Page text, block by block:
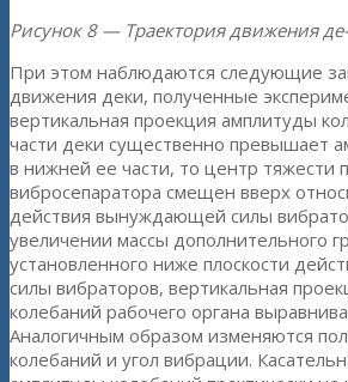
Рисунок 8 — Траектория движения
При этом наблюдаются следующие
движения деки, полученные
вертикальная проекция амплитуды
части деки существенно превышает
в нижней ее части, то центр тяжести
вибросепаратора смещен вверх
действия вынуждающей силы
увеличении массы дополнительного
установленного ниже плоскости
силы вибраторов, вертикальная
колебаний рабочего органа
Аналогичным образом изменяются
колебаний и угол вибрации.